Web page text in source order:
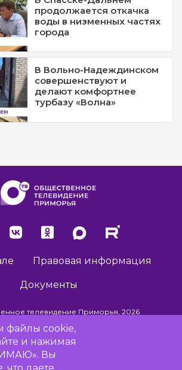
продолжается откачка
воды в низменных частях
города
В Вольно-Надеждинском
совершенствуют и
делают комфортнее
турбазу «Волна»
Правовая информация
Документы
телевидение Приморья, 2026
сайта -
файлы cookie,
и нажимая
Вы